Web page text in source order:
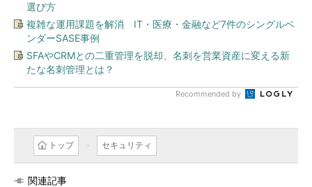
選び方
複雑な運用課題を解消 IT・医療・金融など7件のシングルベ
ンダーSASE事例
SFAやCRMとの二重管理を脱却、名刺を営業資産に変える新
たな名刺管理とは？
Recommended by
トップ セキュリティ
関連記事